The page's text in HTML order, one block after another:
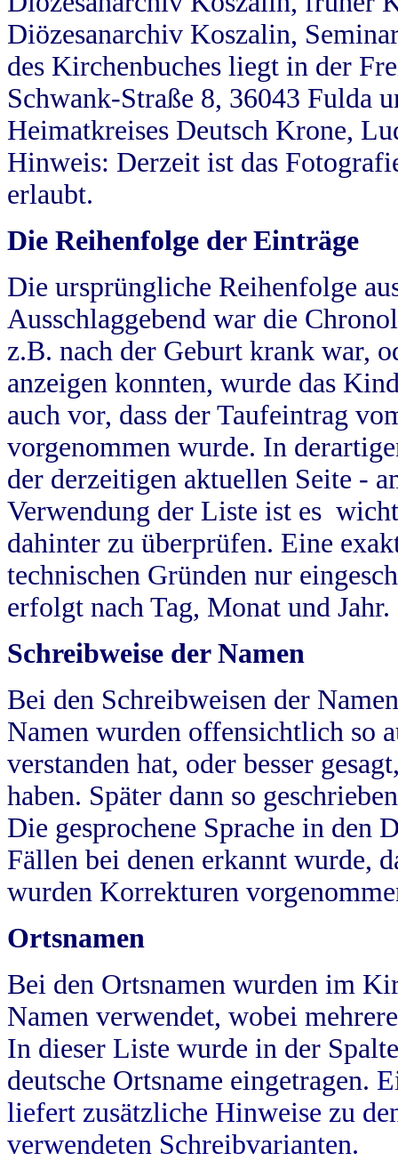
Diözesanarchiv Koszalin,
des Kirchenbuches liegt in der
Schwank-Straße 8, 36043 Fulda
Heimatkreises Deutsch Krone,
Hinweis: Derzeit ist das
erlaubt.
Die Reihenfolge der Einträge
Die ursprüngliche Reihenfolge
Ausschlaggebend war die
z.B. nach der Geburt krank war,
anzeigen konnten, wurde das
auch vor, dass der Taufeintrag
vorgenommen wurde. In
der derzeitigen aktuellen Seite -
Verwendung der Liste ist es
dahinter zu überprüfen. Eine
technischen Gründen nur
erfolgt nach Tag, Monat und Jahr.
Schreibweise der Namen
Bei den Schreibweisen der
Namen wurden offensichtlich so
verstanden hat, oder besser
haben. Später dann so
Die gesprochene Sprache in
Fällen bei denen erkannt wurde,
wurden Korrekturen
Ortsnamen
Bei den Ortsnamen wurden im
Namen verwendet, wobei
In dieser Liste wurde in der
deutsche Ortsname eingetragen.
liefert zusätzliche Hinweise zu
verwendeten Schreibvarianten.